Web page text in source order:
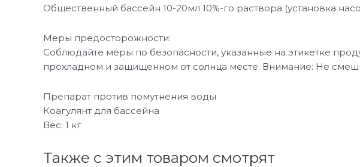
Общественный бассейн 10-20мл 10%-го раствора (установка
Меры предосторожности:
Соблюдайте меры по безопасности, указанные на этикетке
прохладном и защищенном от солнца месте. Внимание: Не
Препарат против помутнения воды
Коагулянт для бассейна
Вес: 1 кг
Также с этим товаром смотрят